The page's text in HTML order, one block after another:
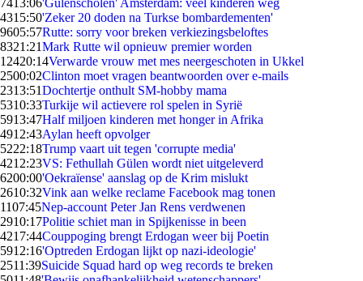
7413:06'Gülenscholen' Amsterdam: veel kinderen weg
4315:50'Zeker 20 doden na Turkse bombardementen'
9605:57Rutte: sorry voor breken verkiezingsbeloftes
8321:21Mark Rutte wil opnieuw premier worden
12420:14Verwarde vrouw met mes neergeschoten in Ukkel
2500:02Clinton moet vragen beantwoorden over e-mails
2313:51Dochtertje onthult SM-hobby mama
5310:33Turkije wil actievere rol spelen in Syrië
5913:47Half miljoen kinderen met honger in Afrika
4912:43Aylan heeft opvolger
5222:18Trump vaart uit tegen 'corrupte media'
4212:23VS: Fethullah Gülen wordt niet uitgeleverd
6200:00'Oekraïense' aanslag op de Krim mislukt
2610:32Vink aan welke reclame Facebook mag tonen
1107:45Nep-account Peter Jan Rens verdwenen
2910:17Politie schiet man in Spijkenisse in been
4217:44Couppoging brengt Erdogan weer bij Poetin
5912:16'Optreden Erdogan lijkt op nazi-ideologie'
2511:39Suicide Squad hard op weg records te breken